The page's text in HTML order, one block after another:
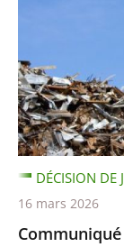
DÉCISION DE
16 mars 2026